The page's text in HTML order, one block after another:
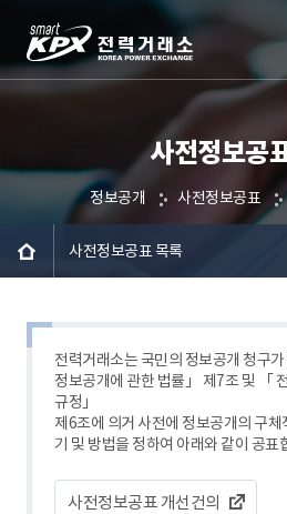
사전정보공
정보공개 사전정보공표
사전정보공표 목록
전력거래소는 국민의 정보공개 청구
정보공개에 관한 법률」 제7조 및 「
규정」
제6조에 의거 사전에 정보공개의 구체
기 및 방법을 정하여 아래와 같이 공표
사전정보공표 개선건의